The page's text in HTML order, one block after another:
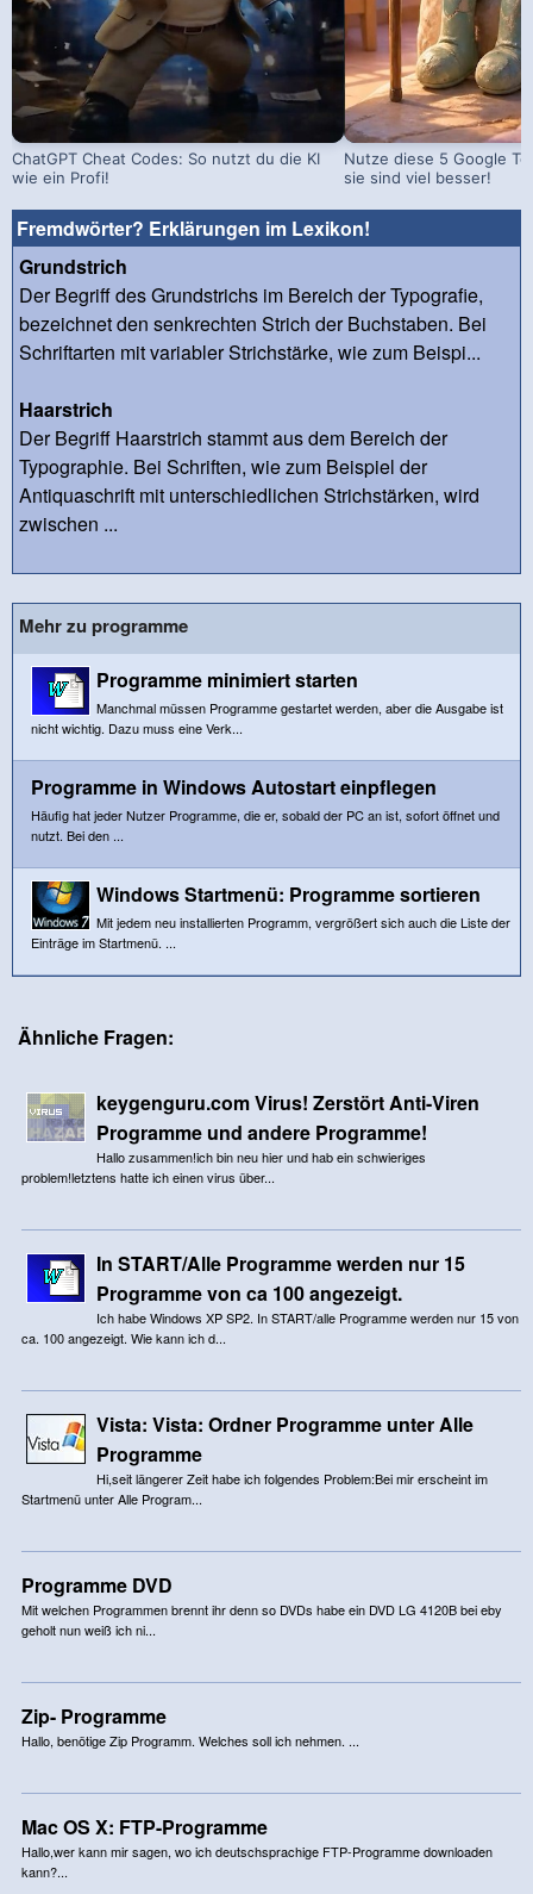
ChatGPT Cheat Codes: So nutzt du die KI
wie ein Profi!
Nutze diese 5 Google
sie sind viel besser!
Fremdwörter? Erklärungen im Lexikon!
Grundstrich
Der Begriff des Grundstrichs im Bereich der Typografie,
bezeichnet den senkrechten Strich der Buchstaben. Bei
Schriftarten mit variabler Strichstärke, wie zum Beispi...
Haarstrich
Der Begriff Haarstrich stammt aus dem Bereich der
Typographie. Bei Schriften, wie zum Beispiel der
Antiquaschrift mit unterschiedlichen Strichstärken, wird
zwischen ...
Mehr zu programme
Programme minimiert starten
Manchmal müssen Programme gestartet werden, aber die Ausgabe ist
nicht wichtig. Dazu muss eine Verk...
Programme in Windows Autostart einpflegen
Häufig hat jeder Nutzer Programme, die er, sobald der PC an ist, sofort öffnet und
nutzt. Bei den ...
Windows Startmenü: Programme sortieren
Mit jedem neu installierten Programm, vergrößert sich auch die Liste der
Einträge im Startmenü. ...
Ähnliche Fragen:
keygenguru.com Virus! Zerstört Anti-Viren
Programme und andere Programme!
Hallo zusammen!ich bin neu hier und hab ein schwieriges
problem!letztens hatte ich einen virus über...
In START/Alle Programme werden nur 15
Programme von ca 100 angezeigt.
Ich habe Windows XP SP2. In START/alle Programme werden nur 15 von
ca. 100 angezeigt. Wie kann ich d...
Vista: Vista: Ordner Programme unter Alle
Programme
Hi,seit längerer Zeit habe ich folgendes Problem:Bei mir erscheint im
Startmenü unter Alle Program...
Programme DVD
Mit welchen Programmen brennt ihr denn so DVDs habe ein DVD LG 4120B bei eby
geholt nun weiß ich ni...
Zip- Programme
Hallo, benötige Zip Programm. Welches soll ich nehmen. ...
Mac OS X: FTP-Programme
Hallo,wer kann mir sagen, wo ich deutschsprachige FTP-Programme downloaden
kann?...